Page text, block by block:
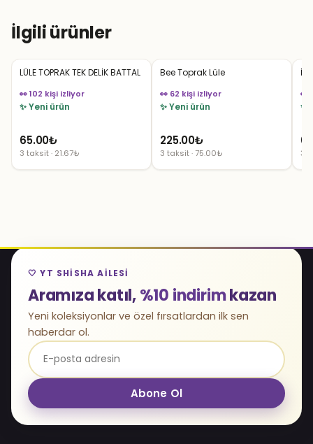
İlgili ürünler
LÜLE TOPRAK TEK DELİK BATTAL
👀 102 kişi izliyor
✨ Yeni ürün
65.00₺
3 taksit · 21.67₺
Bee Toprak Lüle
👀 62 kişi izliyor
✨ Yeni ürün
225.00₺
3 taksit · 75.00₺
👀
✨
3
🤍 YT SHISHA AILESI
Aramıza katıl,%10 indirimkazan
Yeni koleksiyonlar ve özel fırsatlardan ilk sen
haberdar ol.
Abone Ol